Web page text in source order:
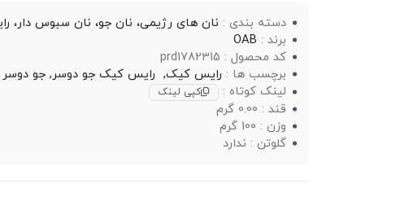
دسته بندی : نان های رژیمی، نان جو، نان سبوس دار،
برند : OAB
کد محصول : prd1782315
برچسب ها : رایس کیک, رایس کیک جو دوسر, جو دوسر
لینک کوتاه :
کپی لینک
قند : 0.00 گرم
وزن : 100 گرم
گلوتن : ندارد